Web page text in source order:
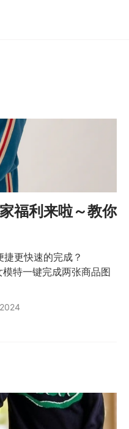
福利来啦～教你
更快速的完成？
特一键完成两张商品图